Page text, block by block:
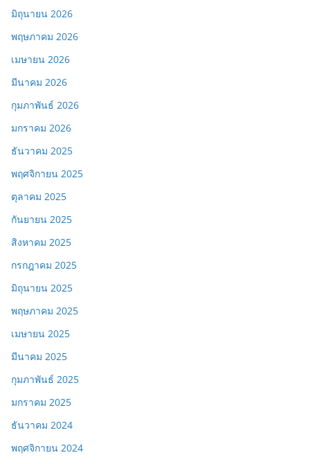
มิถุนายน 2026
พฤษภาคม 2026
เมษายน 2026
มีนาคม 2026
กุมภาพันธ์ 2026
มกราคม 2026
ธันวาคม 2025
พฤศจิกายน 2025
ตุลาคม 2025
กันยายน 2025
สิงหาคม 2025
กรกฎาคม 2025
มิถุนายน 2025
พฤษภาคม 2025
เมษายน 2025
มีนาคม 2025
กุมภาพันธ์ 2025
มกราคม 2025
ธันวาคม 2024
พฤศจิกายน 2024